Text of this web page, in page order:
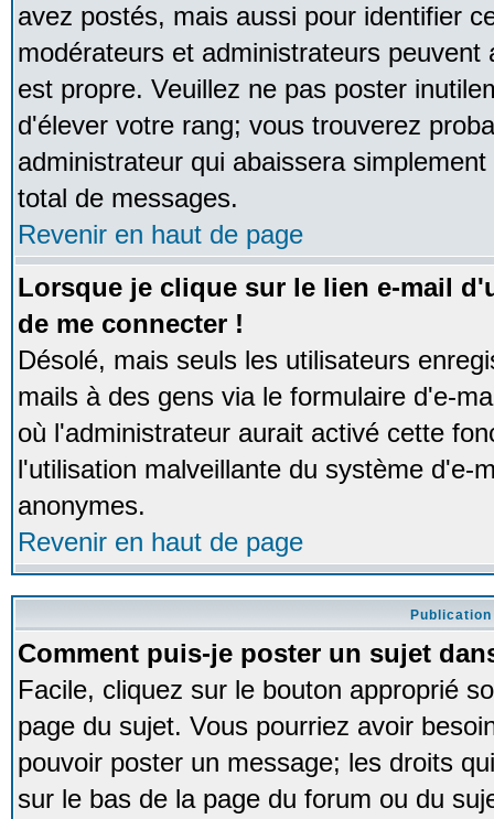
avez postés, mais aussi pour identifier
modérateurs et administrateurs
est propre. Veuillez ne pas poster
d'élever votre rang; vous trouverez
administrateur qui abaissera
total de messages.
Revenir en haut de page
Lorsque je clique sur le lien e-mail
de me connecter !
Désolé, mais seuls les utilisateurs
mails à des gens via le formulaire d'e-
où l'administrateur aurait activé cette
l'utilisation malveillante du système d'e-
anonymes.
Revenir en haut de page
Publication
Comment puis-je poster un sujet
Facile, cliquez sur le bouton approprié
page du sujet. Vous pourriez avoir
pouvoir poster un message; les droits
sur le bas de la page du forum ou du